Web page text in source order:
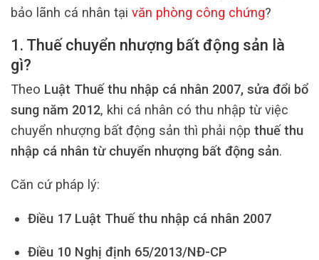
bảo lãnh cá nhân tại văn phòng công chứng?
1. Thuế chuyển nhượng bất động sản là
gì?
Theo Luật Thuế thu nhập cá nhân 2007, sửa đổi bổ
sung năm 2012, khi cá nhân có thu nhập từ việc
chuyển nhượng bất động sản thì phải nộp thuế thu
nhập cá nhân từ chuyển nhượng bất động sản.
Căn cứ pháp lý:
Điều 17 Luật Thuế thu nhập cá nhân 2007
Điều 10 Nghị định 65/2013/NĐ-CP